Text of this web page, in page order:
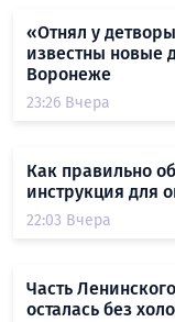
«Отнял у
известны новые
Воронеже
23:26 Вчера
Как правильно
инструкция для
22:03 Вчера
Часть
осталась без